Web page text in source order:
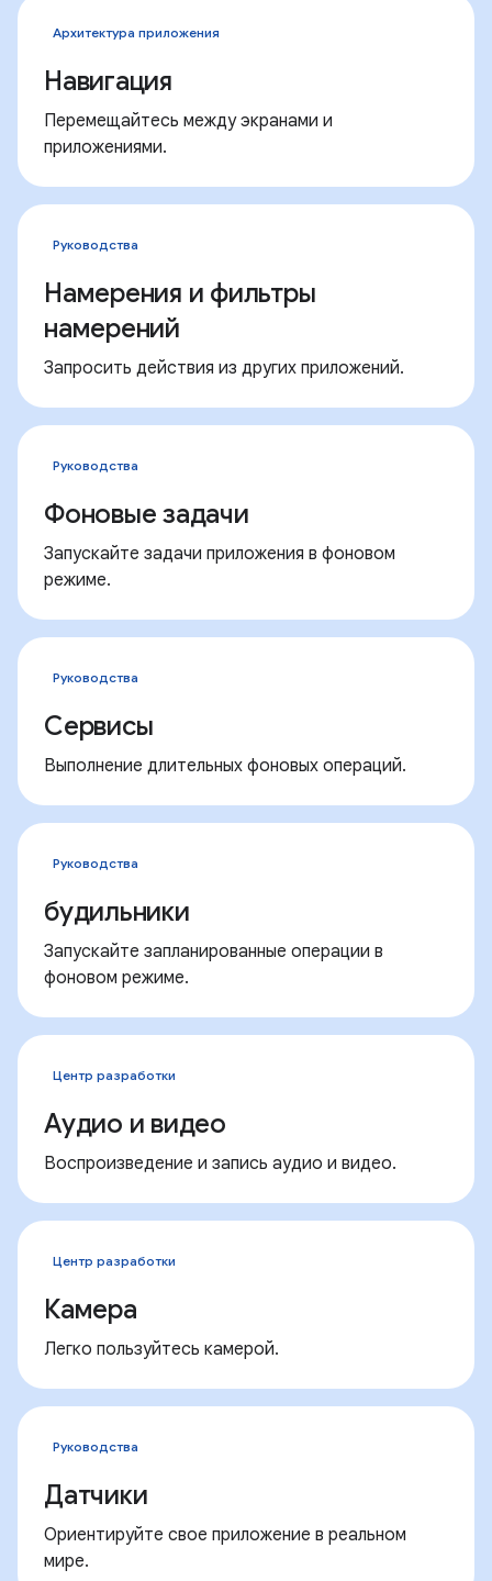
Архитектура приложения
Навигация
Перемещайтесь между экранами и
приложениями.
Руководства
Намерения и фильтры
намерений
Запросить действия из других приложений.
Руководства
Фоновые задачи
Запускайте задачи приложения в фоновом
режиме.
Руководства
Сервисы
Выполнение длительных фоновых операций.
Руководства
будильники
Запускайте запланированные операции в
фоновом режиме.
Центр разработки
Аудио и видео
Воспроизведение и запись аудио и видео.
Центр разработки
Камера
Легко пользуйтесь камерой.
Руководства
Датчики
Ориентируйте свое приложение в реальном
мире.